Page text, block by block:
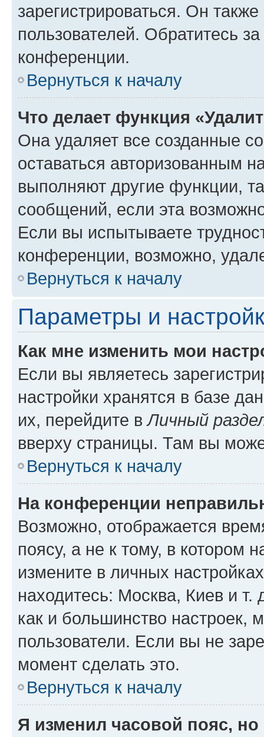
зарегистрироваться. Он
пользователей. Обратитесь
конференции.
Вернуться к началу
Что делает функция
Она удаляет все созданные
оставаться авторизованным
выполняют другие функции,
сообщений, если эта
Если вы испытываете
конференции, возможно,
Вернуться к началу
Параметры и
Как мне изменить мои
Если вы являетесь
настройки хранятся в базе
их, перейдите вЛичный
вверху страницы. Там вы
Вернуться к началу
На конференции
Возможно, отображается
поясу, а не к тому, в котором
измените в личных
находитесь: Москва, Киев и т.
как и большинство настроек,
пользователи. Если вы не
момент сделать это.
Вернуться к началу
Я изменил часовой пояс,